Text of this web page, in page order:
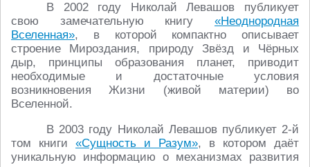
В 2002 году Николай Левашов публикует
свою замечательную книгу «Неоднородная
Вселенная», в которой компактно описывает
строение Мироздания, природу Звёзд и Чёрных
дыр, принципы образования планет, приводит
необходимые и достаточные условия
возникновения Жизни (живой материи) во
Вселенной.
В 2003 году Николай Левашов публикует 2-й
том книги «Сущность и Разум», в котором даёт
уникальную информацию о механизмах развития